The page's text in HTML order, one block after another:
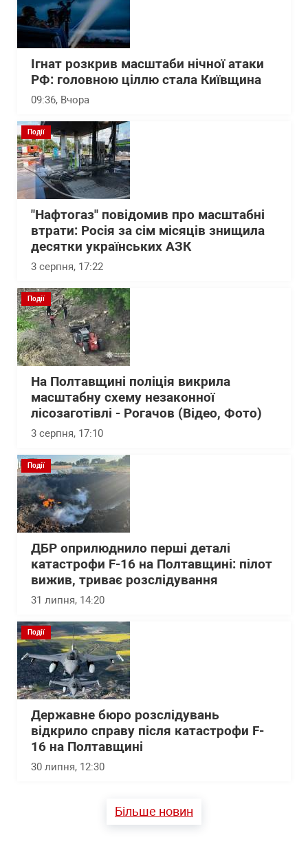
Ігнат розкрив масштаби нічної атаки
РФ: головною ціллю стала Київщина
09:36, Вчора
Події
"Нафтогаз" повідомив про масштабні
втрати: Росія за сім місяців знищила
десятки українських АЗК
3 серпня, 17:22
Події
На Полтавщині поліція викрила
масштабну схему незаконної
лісозаготівлі - Рогачов (Відео, Фото)
3 серпня, 17:10
Події
ДБР оприлюднило перші деталі
катастрофи F-16 на Полтавщині: пілот
вижив, триває розслідування
31 липня, 14:20
Події
Державне бюро розслідувань
відкрило справу після катастрофи F-
16 на Полтавщині
30 липня, 12:30
Більше новин